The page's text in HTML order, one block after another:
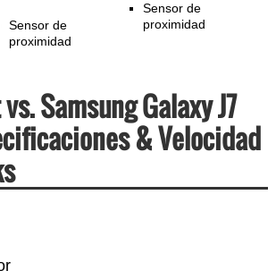
Sensor de
proximidad
Sensor de
proximidad
Samsung Galaxy J7
& Velocidad